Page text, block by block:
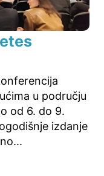
u području
od 6. do 9.
izdanje